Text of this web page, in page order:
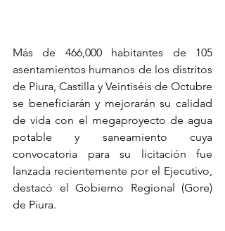
Más de 466,000 habitantes de 105
asentamientos humanos de los distritos
de Piura, Castilla y Veintiséis de Octubre
se beneficiarán y mejorarán su calidad
de vida con el megaproyecto de agua
potable y saneamiento cuya
convocatoria para su licitación fue
lanzada recientemente por el Ejecutivo,
destacó el Gobierno Regional (Gore)
de Piura.